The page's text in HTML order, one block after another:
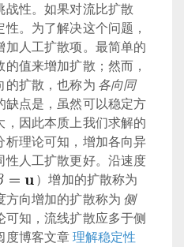
战性。如果对流比扩散
。为了解决这个问题，
人工扩散项。最简单的
值来增加扩散；然而，
的扩散，也称为 各向同
缺点是，虽然可以稳定方
因此本质上我们求解的
析理论可知，增加各向异
性人工扩散更好。沿速度
）增加的扩散称为
方向增加的扩散称为 侧
可知，流线扩散应多于侧
度博客文章 理解稳定性